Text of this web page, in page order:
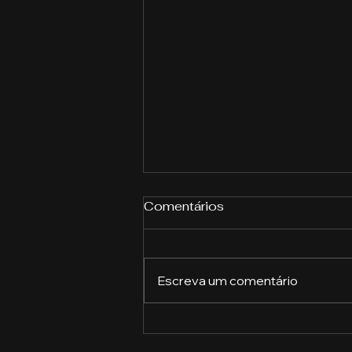
Comentários
Escreva um comentário